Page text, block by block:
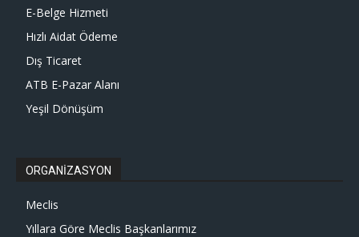
E-Belge Hizmeti
Hızlı Aidat Ödeme
Dış Ticaret
ATB E-Pazar Alanı
Yeşil Dönüşüm
ORGANİZASYON
Meclis
Yıllara Göre Meclis Başkanlarımız